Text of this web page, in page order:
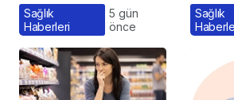
Dönüştürüyor
Sağlık
Haberleri
5 gün
önce
Sağlık